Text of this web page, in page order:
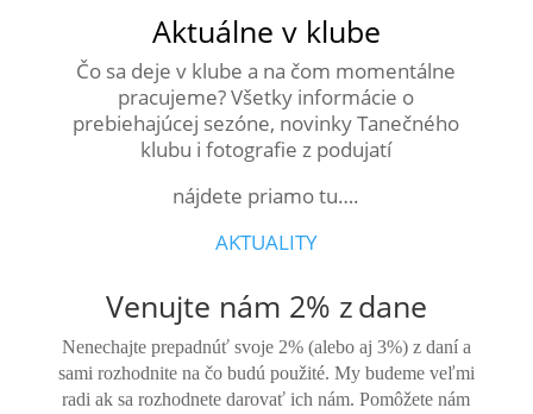
Aktuálne v klube
Čo sa deje v klube a na čom momentálne
pracujeme? Všetky informácie o
prebiehajúcej sezóne, novinky Tanečného
klubu i fotografie z podujatí
nájdete priamo tu….
AKTUALITY
Venujte nám 2% z dane
Nenechajte prepadnúť svoje 2% (alebo aj 3%) z daní a
sami rozhodnite na čo budú použité. My budeme veľmi
radi ak sa rozhodnete darovať ich nám. Pomôžete nám